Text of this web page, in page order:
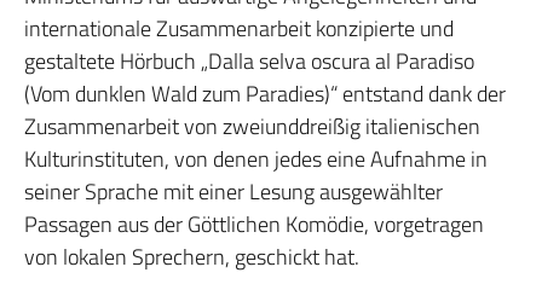
internationale Zusammenarbeit konzipierte und
gestaltete Hörbuch „Dalla selva oscura al Paradiso
(Vom dunklen Wald zum Paradies)“ entstand dank der
Zusammenarbeit von zweiunddreißig italienischen
Kulturinstituten, von denen jedes eine Aufnahme in
seiner Sprache mit einer Lesung ausgewählter
Passagen aus der Göttlichen Komödie, vorgetragen
von lokalen Sprechern, geschickt hat.